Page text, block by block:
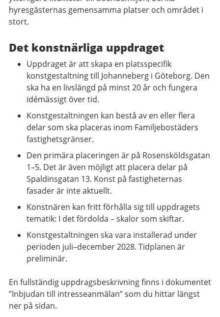
hyresgästernas gemensamma platser och området i
stort.
Det konstnärliga uppdraget
Uppdraget är att skapa en platsspecifik
konstgestaltning till Johanneberg i Göteborg. Den
ska ha en livslängd på minst 20 år och fungera
idémässigt över tid.
Konstgestaltningen kan bestå av en eller flera
delar som ska placeras inom Familjebostäders
fastighetsgränser.
Den primära placeringen är på Rosensköldsgatan
1–5. Det är även möjligt att placera delar på
Spaldinsgatan 13. Konst på fastigheternas
fasader är inte aktuellt.
Konstnären kan fritt förhålla sig till uppdragets
tematik: I det fördolda – skalor som skiftar.
Konstgestaltningen ska vara installerad under
perioden juli–december 2028. Tidplanen är
preliminär.
En fullständig uppdragsbeskrivning finns i dokumentet
”Inbjudan till intresseanmälan” som du hittar längst
ner på sidan.